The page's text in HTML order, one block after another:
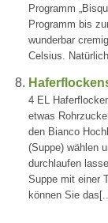
Programm
Programm bis
wunderbar
Celsius.
4 EL
etwas
den Bianco
(Suppe) wählen
durchlaufen
Suppe mit einer
können Sie